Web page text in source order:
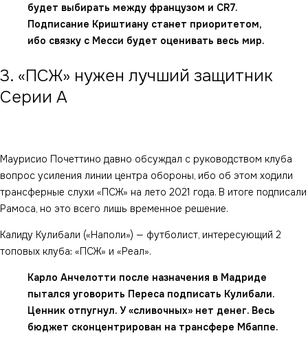
будет выбирать между французом и CR7.
Подписание Криштиану станет приоритетом,
ибо связку с Месси будет оценивать весь мир.
3. «ПСЖ» нужен лучший защитник
Серии А
Маурисио Почеттино давно обсуждал с руководством клуба
вопрос усиления линии центра обороны, ибо об этом ходили
трансферные слухи «ПСЖ» на лето 2021 года. В итоге подписали
Рамоса, но это всего лишь временное решение.
Калиду Кулибали («Наполи») — футболист, интересующий 2
топовых клуба: «ПСЖ» и «Реал».
Карло Анчелотти после назначения в Мадриде
пытался уговорить Переса подписать Кулибали.
Ценник отпугнул. У «сливочных» нет денег. Весь
бюджет сконцентрирован на трансфере Мбаппе.